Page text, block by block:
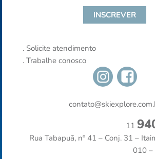
. Solicite atendimento
.Trabalhe conosco
11
Rua Tabapuã, nº 41 – Conj. 31 –
010 –